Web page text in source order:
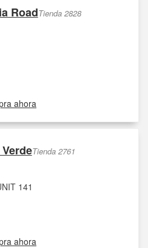
RoadTienda 2828
ahora
Tienda 2761
141
ahora